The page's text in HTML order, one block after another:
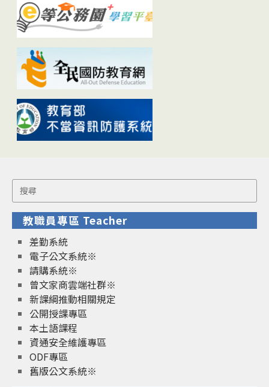
Search
for:
教職員專區 Teacher
差勤系統
電子公文系統※
請購系統※
曾文家商雲端社群※
新課綱推動相關規定
公開授課專區
本土語課程
資通安全維護專區
ODF專區
舊版公文系統※